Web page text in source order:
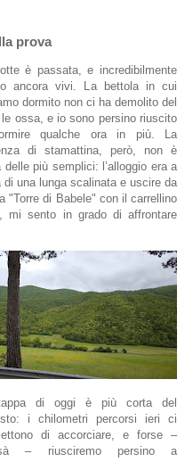
prova
è passata, e incredibilmente
ancora vivi. La bettola in cui
dormito non ci ha demolito del
ossa, e io sono persino riuscito
qualche ora in più. La
di stamattina, però, non è
delle più semplici: l’alloggio era a
di una lunga scalinata e uscire da
"Torre di Babele" con il carrellino
mi sento in grado di affrontare
di oggi è più corta del
i chilometri percorsi ieri ci
di accorciare, e forse –
– riusciremo persino a